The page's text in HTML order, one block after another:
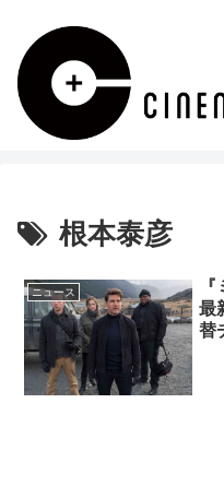
根本泰彦
ニュース
最
替